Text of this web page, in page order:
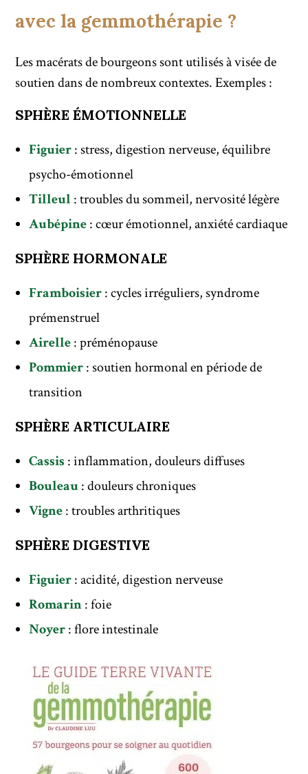
avec la gemmothérapie ?
Les macérats de bourgeons sont utilisés à visée de
soutien dans de nombreux contextes. Exemples :
SPHÈRE ÉMOTIONNELLE
Figuier: stress, digestion nerveuse, équilibre
psycho-émotionnel
Tilleul : troubles du sommeil, nervosité légère
Aubépine: cœur émotionnel, anxiété cardiaque
SPHÈRE HORMONALE
Framboisier: cycles irréguliers, syndrome
prémenstruel
Airelle: préménopause
Pommier: soutien hormonal en période de
transition
SPHÈRE ARTICULAIRE
Cassis : inflammation, douleurs diffuses
Bouleau: douleurs chroniques
Vigne: troubles arthritiques
SPHÈRE DIGESTIVE
Figuier: acidité, digestion nerveuse
Romarin: foie
Noyer: flore intestinale